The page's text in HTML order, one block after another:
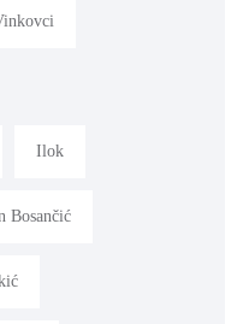
Ilok
Bosančić